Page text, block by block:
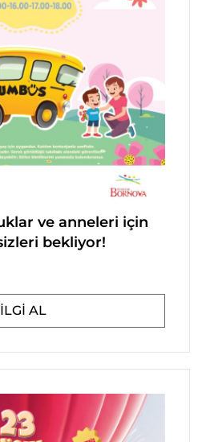
ve anneleri için
bekliyor!
AL